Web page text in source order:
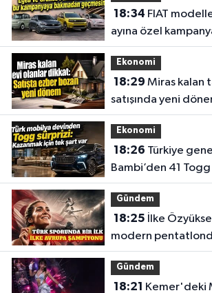
18:34
ayına özel
Ekonomi
18:29
satışında yeni
Ekonomi
18:26
Bambi’den 41
Gündem
18:25
modern
şampiyonu
Gündem
18:21